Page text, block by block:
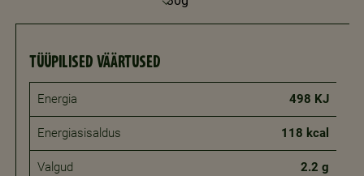
TÜÜPILISED VÄÄRTUSED
Energia 498 KJ
Energiasisaldus 118 kcal
Valgud 2.2 g